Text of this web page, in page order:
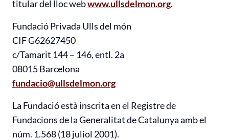
titular del lloc webwww.ullsdelmon.org.
Fundació Privada Ulls del món
CIF G62627450
c/Tamarit 144 – 146, entl. 2a
08015 Barcelona
fundacio@ullsdelmon.org
La Fundació està inscrita en el Registre de
Fundacions de la Generalitat de Catalunya amb el
núm. 1.568 (18 juliol 2001).